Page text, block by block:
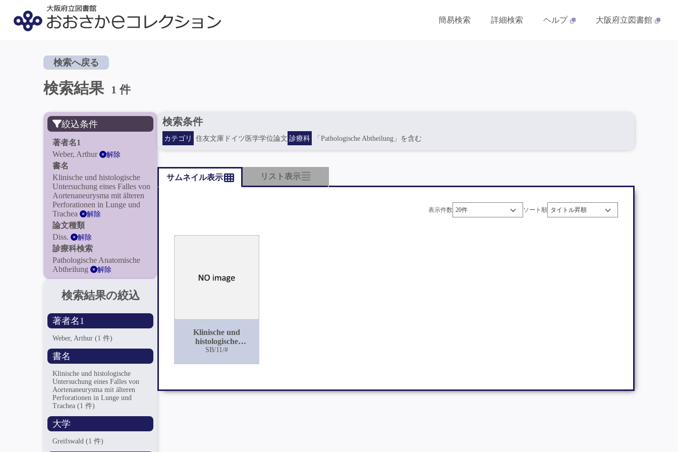
簡易検索 詳細検索 ヘルプ 大阪府立図書館
検索へ戻る
検索結果 1 件
絞込条件
著者名1
Weber, Arthur
解除
書名
Klinische und histologische
Untersuchung eines Falles von
Aortenaneurysma mit älteren
Perforationen in Lunge und
Trachea
解除
論文種類
Diss.
解除
診療科検索
Pathologische Anatomische
Abtheilung
解除
検索結果の絞込
著者名1
Weber, Arthur(1 件)
書名
Klinische und histologische
Untersuchung eines Falles von
Aortenaneurysma mit älteren
Perforationen in Lunge und
Trachea(1 件)
大学
Greifswald(1 件)
検索条件
カテゴリ 住友文庫ドイツ医学学位論文 診療科 「Pathologische Abtheilung」を含む
サムネイル表示 リスト表示
表示件数 ソート順
Klinische und
histologische
Untersuchung eines
SB/11/#